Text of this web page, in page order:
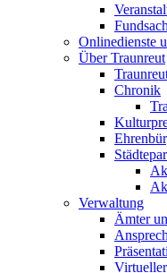
Onlinedienste
Über Traunreut
Chronik
Verwaltung
Ämter